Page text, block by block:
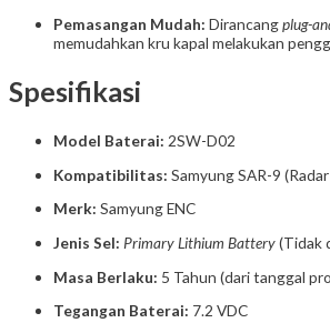
Pemasangan Mudah: Dirancangplug-
memudahkan kru kapal melakukan
Spesifikasi
Model Baterai: 2SW-D02
Kompatibilitas: Samyung SAR-9
Merk: Samyung ENC
Jenis Sel: Primary Lithium Battery(Tidak
Masa Berlaku: 5 Tahun (dari tanggal
Tegangan Baterai: 7.2 VDC